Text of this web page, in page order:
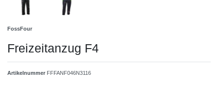
FossFour
Freizeitanzug F4
Artikelnummer FFFANF046N3116